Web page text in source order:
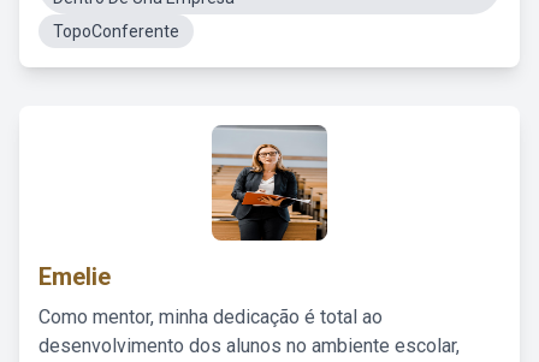
TopoConferente
Emelie
Como mentor, minha dedicação é total ao
desenvolvimento dos alunos no ambiente escolar,